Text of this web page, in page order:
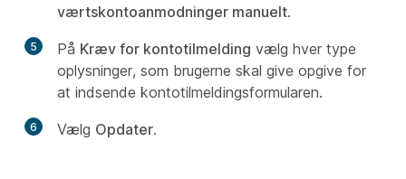
værtskontoanmodninger manuelt.
5 På Kræv for kontotilmelding vælg hver type
oplysninger, som brugerne skal give opgive for
at indsende kontotilmeldingsformularen.
6 Vælg Opdater.